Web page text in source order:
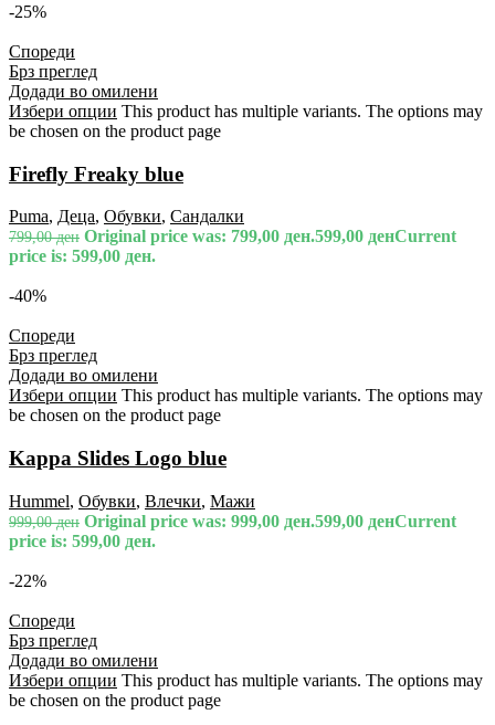
-25%
Спореди
Брз преглед
Додади во омилени
Избери опции This product has multiple variants. The options may
be chosen on the product page
Firefly Freaky blue
Puma, Деца, Обувки, Сандалки
799,00ден Original price was: 799,00 ден.599,00 денCurrent
price is: 599,00 ден.
-40%
Спореди
Брз преглед
Додади во омилени
Избери опции This product has multiple variants. The options may
be chosen on the product page
Kappa Slides Logo blue
Hummel, Обувки, Влечки, Мажи
999,00ден Original price was: 999,00 ден.599,00 денCurrent
price is: 599,00 ден.
-22%
Спореди
Брз преглед
Додади во омилени
Избери опции This product has multiple variants. The options may
be chosen on the product page